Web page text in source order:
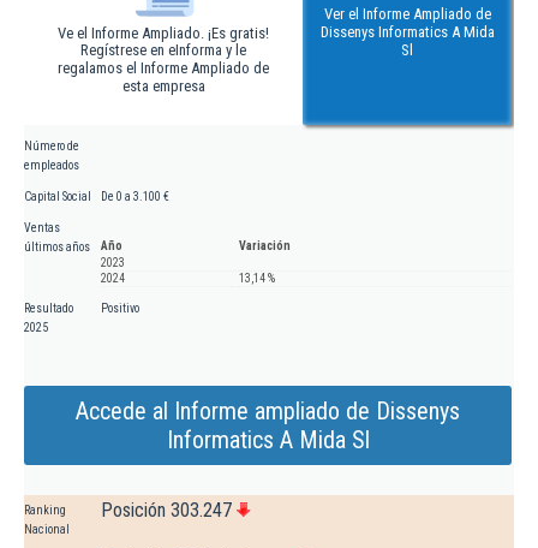
Ve el Informe Ampliado. ¡Es gratis!
Regístrese en eInforma y le
regalamos el Informe Ampliado de
esta empresa
Ver el Informe Ampliado de
Dissenys Informatics A Mida
Sl
Número de
empleados
Capital Social De 0 a 3.100 €
Ventas
últimos años
Año
Variación
2023
2024
13,14 %
Resultado
2025
Positivo
Accede al Informe ampliado de Dissenys
Informatics A Mida Sl
Ranking
Nacional
Posición 303.247